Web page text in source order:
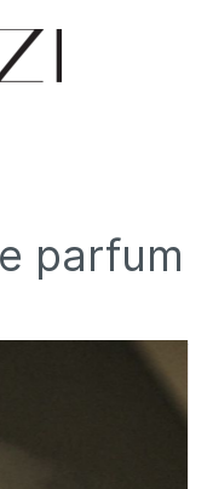
parfum